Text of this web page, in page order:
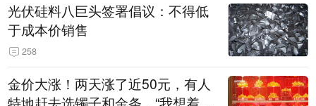
光伏硅料八巨头签署倡议：不得低
于成本价销售
258
金价大涨！两天涨了近50元，有人